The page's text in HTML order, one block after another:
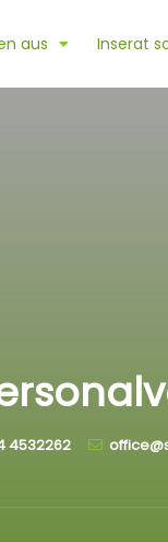
aus Inserat
4532262